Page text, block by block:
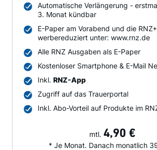
Automatische Verlängerung -
3. Monat kündbar
E-Paper am Vorabend und die
werbereduziert unter: www.rnz.de
Alle RNZ Ausgaben als E-Paper
Kostenloser Smartphone & E-Mail
Inkl. RNZ-App
Zugriff auf das Trauerportal
Inkl. Abo-Vorteil auf Produkte im
mtl. 4,90 €
* Je Monat. Danach monatlich